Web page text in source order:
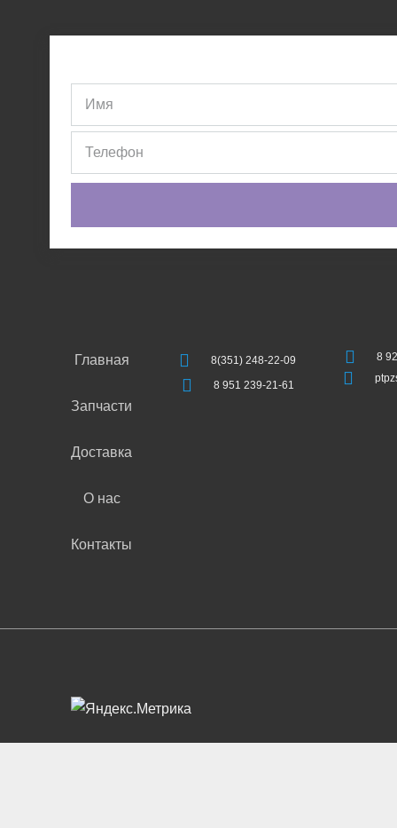
Главная
Запчасти
Доставка
О нас
Контакты
8(351) 248-22-09
8 951 239-21-61
8